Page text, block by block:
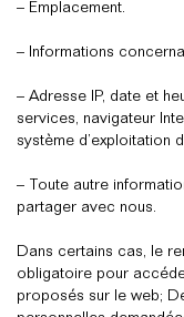
– Emplacement.
– Informations
– Adresse IP, date et
services, navigateur
système d’exploitation
– Toute autre
partager avec nous.
Dans certains cas, le
obligatoire pour
proposés sur le web;